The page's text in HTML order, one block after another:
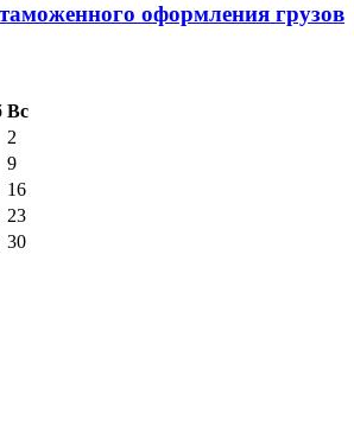
оформления грузов
Вс
2
9
16
23
30